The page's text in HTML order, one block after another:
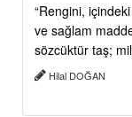
“Rengini,
ve sağlam
sözcüktür taş;
Hilal DOĞAN